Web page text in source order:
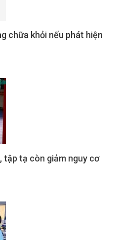
chữa khỏi nếu phát hiện
tập tạ còn giảm nguy cơ